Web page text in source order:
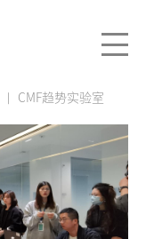
CMF趋势实验室